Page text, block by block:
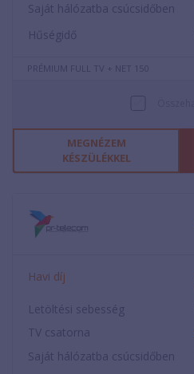
Saját hálózatba csúcsidőben
Hűségidő
PRÉMIUM FULL TV + NET 150
MEGNÉZEM
KÉSZÜLÉKKEL
Havi díj
Letöltési sebesség
TV csatorna
Saját hálózatba csúcsidőben